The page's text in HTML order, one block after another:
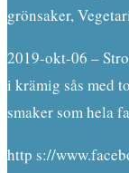
grönsaker,
2019-okt-06 –
i krämig sås med
smaker som hela
http s://